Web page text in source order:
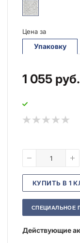
Цена за
Упаковку
1 055 руб.
КУПИТЬ В 1
СПЕЦИАЛЬНОЕ
Действующие